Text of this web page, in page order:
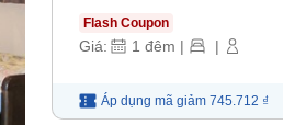
Flash Coupon
Giá: 1 đêm | |
Áp dụng mã giảm 745.712 ₫